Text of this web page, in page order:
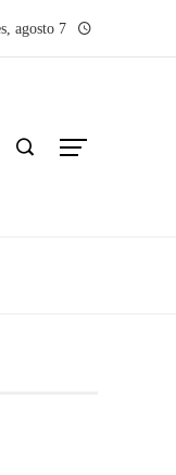
agosto 7